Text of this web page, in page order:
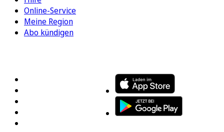
Online-Service
Meine Region
Abo kündigen